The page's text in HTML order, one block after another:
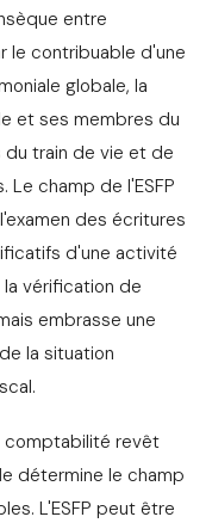
entre
le contribuable d'une
globale, la
et ses membres du
du train de vie et de
champ de l'ESFP
des écritures
d'une activité
vérification de
embrasse une
la situation
comptabilité revêt
détermine le champ
L'ESFP peut être